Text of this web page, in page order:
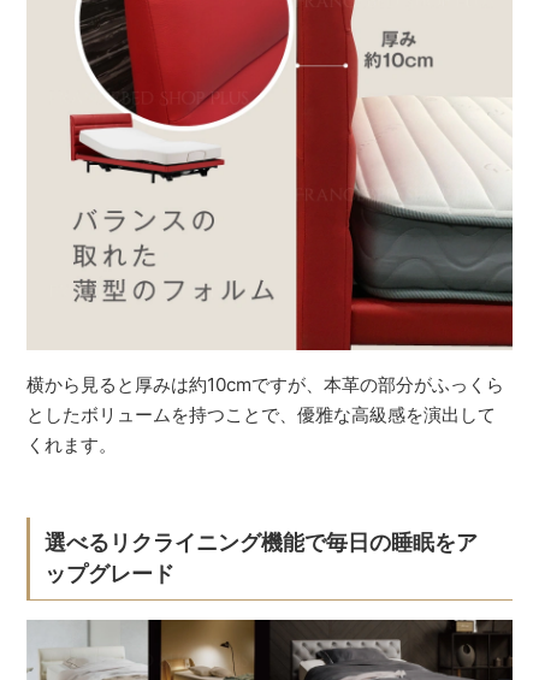
横から見ると厚みは約10cmですが、本革の部分がふっくら
としたボリュームを持つことで、優雅な高級感を演出して
くれます。
選べるリクライニング機能で毎日の睡眠をア
ップグレード